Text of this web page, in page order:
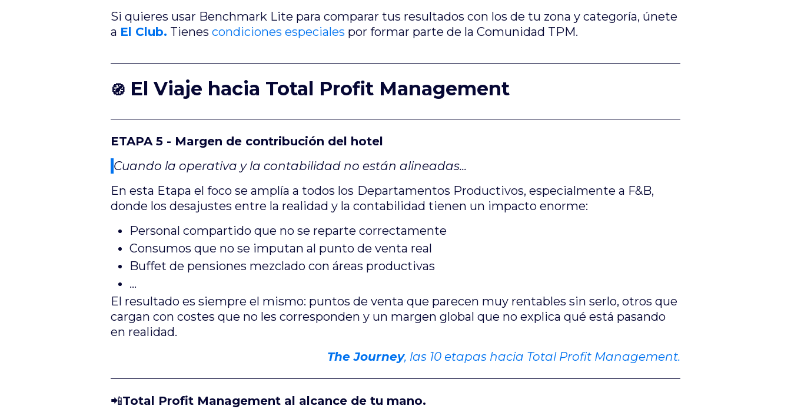
Si quieres usar Benchmark Lite para comparar tus resultados con los de tu zona y categoría, únete
a El Club. Tienescondiciones especiales por formar parte de la Comunidad TPM.
🧭 El Viaje hacia Total Profit Management
ETAPA 5 - Margen de contribución del hotel
Cuando la operativa y la contabilidad no están alineadas...
En esta Etapa el foco se amplía a todos los Departamentos Productivos, especialmente a F&B,
donde los desajustes entre la realidad y la contabilidad tienen un impacto enorme:
Personal compartido que no se reparte correctamente
Consumos que no se imputan al punto de venta real
Buffet de pensiones mezclado con áreas productivas
...
El resultado es siempre el mismo: puntos de venta que parecen muy rentables sin serlo, otros que
cargan con costes que no les corresponden y un margen global que no explica qué está pasando
en realidad.
The Journey, las 10 etapas hacia Total Profit Management.
📲Total Profit Management al alcance de tu mano.